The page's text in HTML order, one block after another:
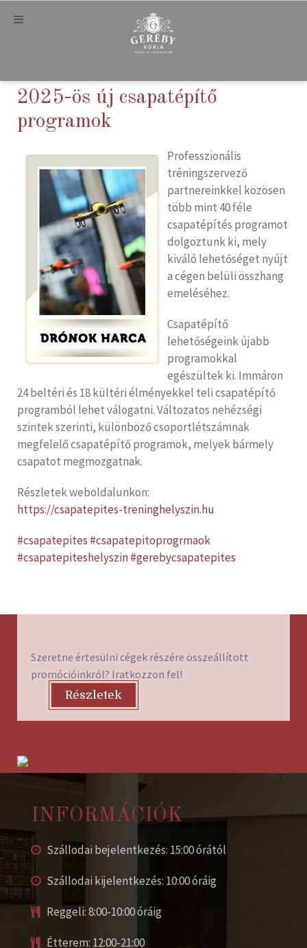
2025-ös új csapatépítő
programok
Professzionális
tréningszervező
partnereinkkel közösen
több mint 40 féle
csapatépítés programot
dolgoztunk ki, mely
kiváló lehetőséget nyújt
a cégen belüli összhang
emeléséhez.
Csapatépítő
lehetőségeink újabb
programokkal
egészültek ki. Immáron
24 beltéri és 18 kültéri élményekkel teli csapatépítő
programból lehet válogatni. Változatos nehézségi
szintek szerinti, különböző csoportlétszámnak
megfelelő csapatépítő programok, melyek bármely
csapatot megmozgatnak.
Részletek weboldalunkon:
https://csapatepites-treninghelyszin.hu
#csapatepites #csapatepitoprogrmaok
#csapatepiteshelyszin#gerebycsapatepites
Szeretne értesülni cégek részére összeállított
promócióinkról? Iratkozzon fel!
Részletek
INFORMÁCIÓK
Szállodai bejelentkezés: 15:00 órától
Szállodai kijelentkezés: 10:00 óráig
Reggeli: 8:00-10:00 óráig
Étterem: 12:00-21:00